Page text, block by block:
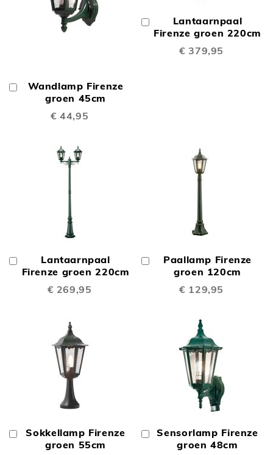
Wandlamp Firenze
groen 45cm
€ 44,95
Winkelwagen
Lantaarnpaal
Firenze groen 220cm
€ 379,95
Winkelwagen
Lantaarnpaal
Firenze groen 220cm
€ 269,95
Winkelwagen
Paallamp Firenze
groen 120cm
€ 129,95
Winkelwagen
Sokkellamp Firenze
groen 55cm
In
Winkelwagen
Sensorlamp Firenze
groen 48cm
In
Winkelwagen